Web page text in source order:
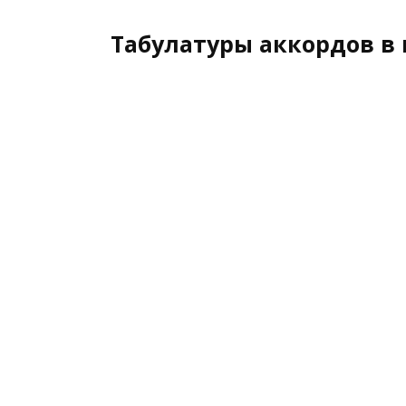
Табулатуры аккордов в